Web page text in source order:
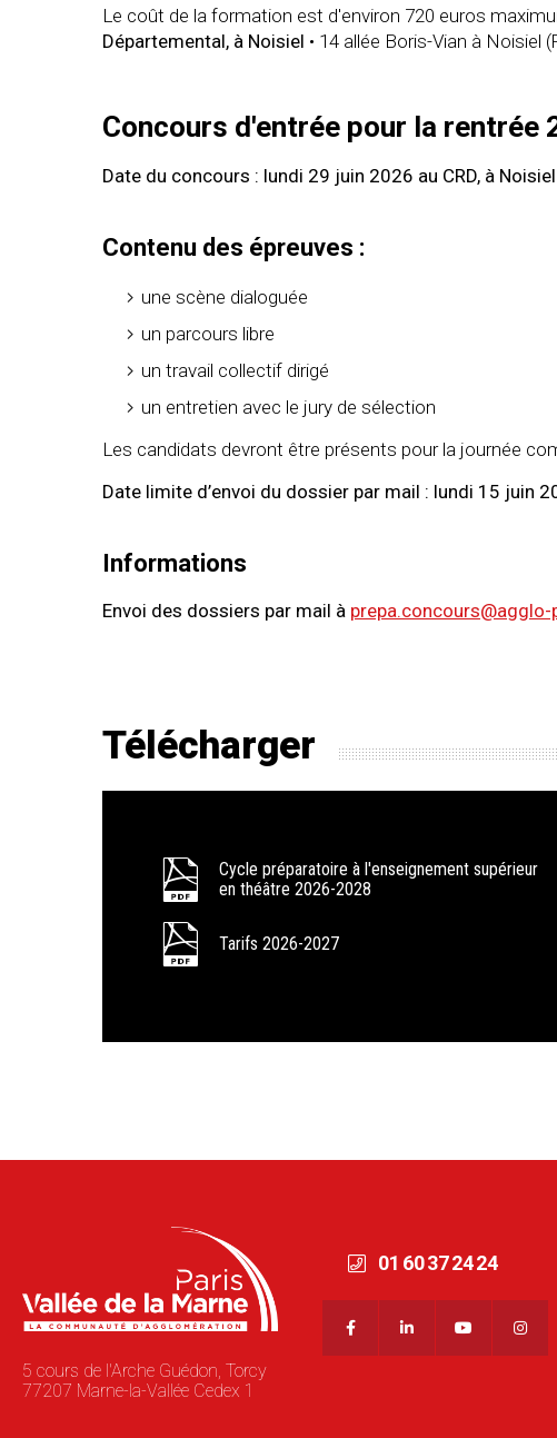
Le coût de la formation est d'environ 720 euros
Départemental, à Noisiel • 14 allée Boris-Vian à Noisiel
Concours d'entrée pour la rentrée
Date du concours : lundi 29 juin 2026 au CRD, à Noisiel
Contenu des épreuves :
une scène dialoguée
un parcours libre
un travail collectif dirigé
un entretien avec le jury de sélection
Les candidats devront être présents pour la journée
Date limite d’envoi du dossier par mail : lundi 15 juin
Informations
Envoi des dossiers par mail à
Télécharger
Cycle préparatoire à l'enseignement supérieur
en théâtre 2026-2028
Tarifs 2026-2027
5 cours de l'Arche Guédon, Torcy
77207 Marne-la-Vallée Cedex 1
01 60 37 24 24